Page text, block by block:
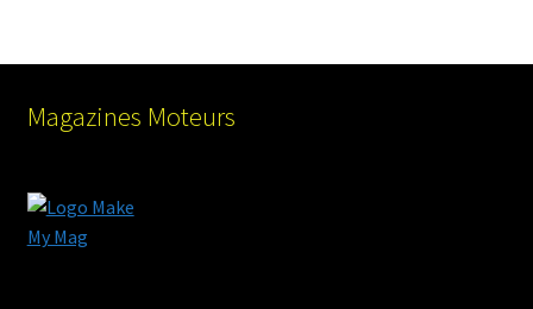
Magazines Moteurs